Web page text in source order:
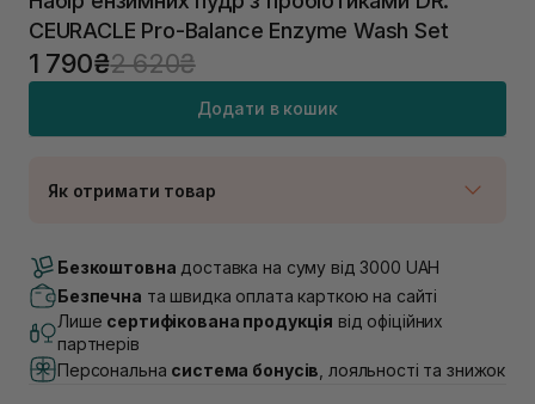
CEURACLE Pro-Balance Enzyme Wash Set
1 790₴2 620₴
Додати в кошик
Як отримати товар
В наявності
Самовивіз м. Луцьк, вул. Винниченка 4
В наявності
Самовивіз м. Львів, вул. Академіка Підстригача, 1В
(Duck’s Lake)
Немає в наявності!
Безкоштовна доставка на суму від 3000 UAH
Безпечна та швидка оплата карткою на сайті
Лише сертифікована продукція від офіційних
партнерів
Персональна система бонусів , лояльності та знижок